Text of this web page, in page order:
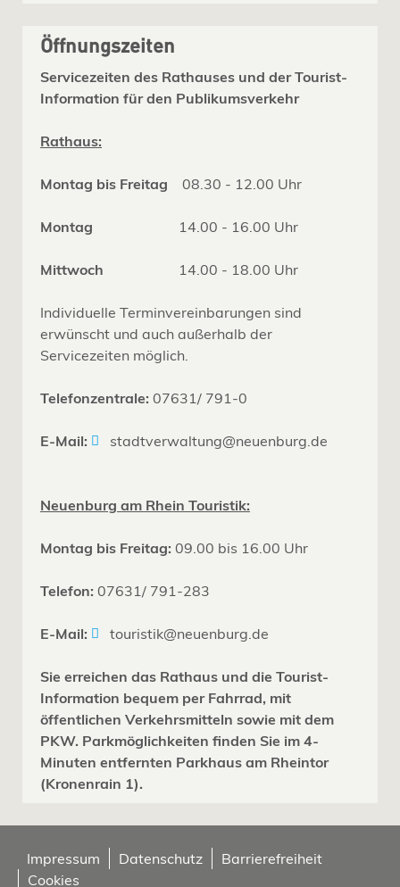
Öffnungszeiten
Servicezeiten des Rathauses und der Tourist-
Information für den Publikumsverkehr
Rathaus:
Montag bis Freitag 08.30 - 12.00 Uhr
Montag 14.00 - 16.00 Uhr
Mittwoch 14.00 - 18.00 Uhr
Individuelle Terminvereinbarungen sind
erwünscht und auch außerhalb der
Servicezeiten möglich.
Telefonzentrale: 07631/ 791-0
E-Mail: stadtverwaltung@neuenburg.de
Neuenburg am Rhein Touristik:
Montag bis Freitag: 09.00 bis 16.00 Uhr
Telefon: 07631/ 791-283
E-Mail: touristik@neuenburg.de
Sie erreichen das Rathaus und die Tourist-
Information bequem per Fahrrad, mit
öffentlichen Verkehrsmitteln sowie mit dem
PKW. Parkmöglichkeiten finden Sie im 4-
Minuten entfernten Parkhaus am Rheintor
(Kronenrain 1).
Impressum Datenschutz
Barrierefreiheit
Cookies